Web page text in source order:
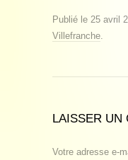
Publié le 25 avril
Villefranche.
LAISSER UN
Votre adresse e-